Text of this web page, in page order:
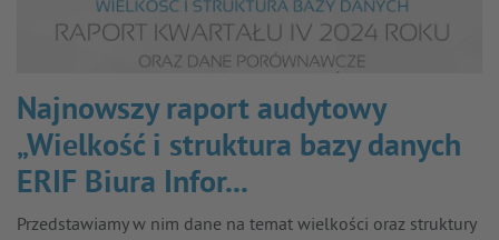
Najnowszy raport audytowy
„Wielkość i struktura bazy danych
ERIF Biura Infor...
Przedstawiamy w nim dane na temat wielkości oraz struktury